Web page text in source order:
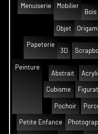
Menuiserie
Mobilier
Bois
Objet
Papeterie
3D
Peinture
Abstrait
Cubisme
Pochoir
Petite Enfance